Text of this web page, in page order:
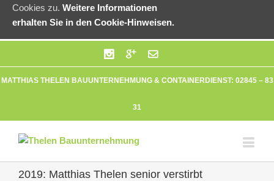
MATTHIAS THELEN BAUUNTERNEHMUNG & CONTAINERDIENST: 02845 – 83
31
2019: Matthias Thelen senior verstirbt
Cookies zu. Weitere Informationen
erhalten Sie in den Cookie-Hinweisen.